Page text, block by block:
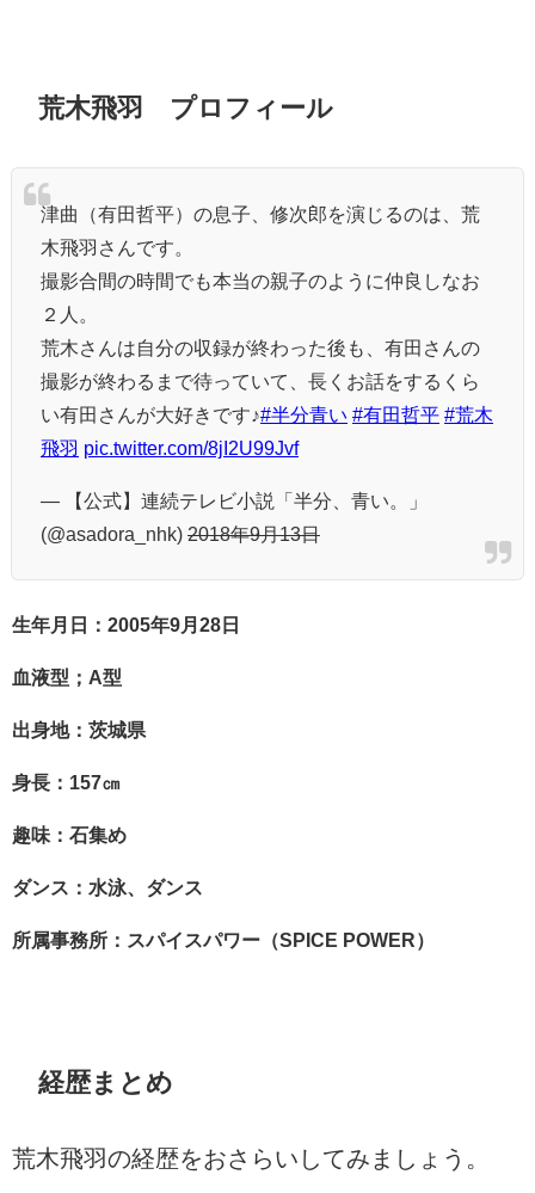
荒木飛羽 プロフィール
津曲（有田哲平）の息子、修次郎を演じるのは、荒
木飛羽さんです。
撮影合間の時間でも本当の親子のように仲良しなお
２人。
荒木さんは自分の収録が終わった後も、有田さんの
撮影が終わるまで待っていて、長くお話をするくら
い有田さんが大好きです♪#半分青い #有田哲平 #荒木
飛羽 pic.twitter.com/8jI2U99Jvf
— 【公式】連続テレビ小説「半分、青い。」
(@asadora_nhk) 2018年9月13日
生年月日：2005年9月28日
血液型；A型
出身地：茨城県
身長：157㎝
趣味：石集め
ダンス：水泳、ダンス
所属事務所：スパイスパワー（SPICE POWER）
経歴まとめ
荒木飛羽の経歴をおさらいしてみましょう。